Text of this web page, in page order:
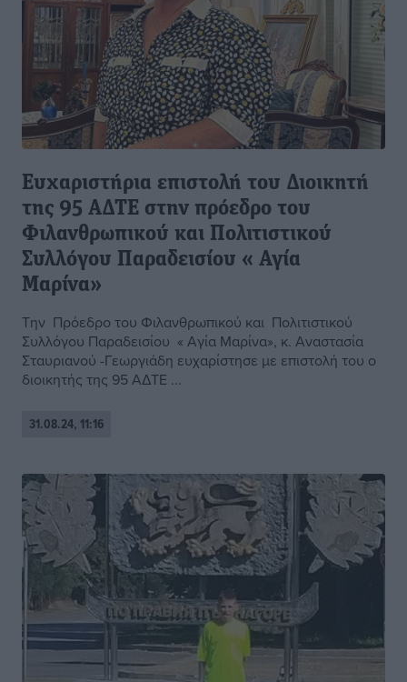
Ευχαριστήρια επιστολή του Διοικητή
της 95 ΑΔΤΕ στην πρόεδρο του
Φιλανθρωπικού και Πολιτιστικού
Συλλόγου Παραδεισίου « Αγία
Μαρίνα»
Την Πρόεδρο του Φιλανθρωπικού και Πολιτιστικού
Συλλόγου Παραδεισίου « Αγία Μαρίνα», κ. Αναστασία
Σταυριανού -Γεωργιάδη ευχαρίστησε με επιστολή του ο
διοικητής της 95 ΑΔΤΕ ...
31.08.24, 11:16